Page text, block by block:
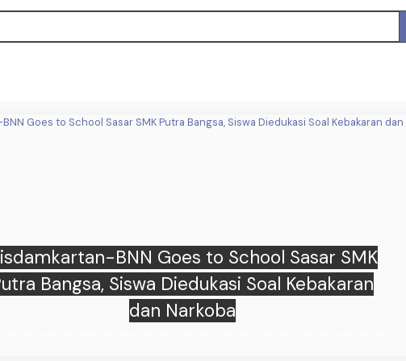
Kebakaran Lahan di Satimpo, Disdamkartan
Bontang Bergerak Cepat Cegah Api ke
Permukiman